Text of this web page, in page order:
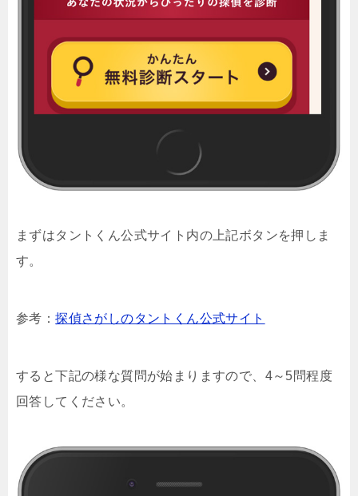
まずはタントくん公式サイト内の上記ボタンを押しま
す。
参考：探偵さがしのタントくん公式サイト
すると下記の様な質問が始まりますので、4～5問程度
回答してください。